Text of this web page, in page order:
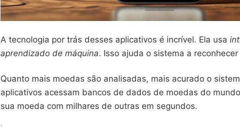
A tecnologia por trás desses aplicativos é incrível. Ela usa
aprendizado de máquina. Isso ajuda o sistema a
Quanto mais moedas são analisadas, mais acurado o
aplicativos acessam bancos de dados de moedas do
sua moeda com milhares de outras em segundos.